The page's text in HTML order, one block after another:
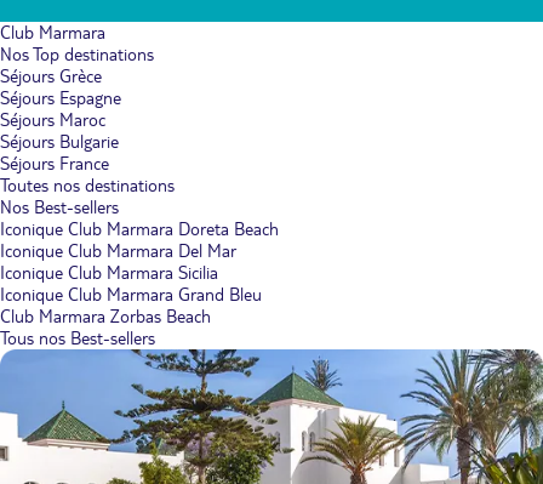
Club Marmara
Nos Top destinations
Séjours Grèce
Séjours Espagne
Séjours Maroc
Séjours Bulgarie
Séjours France
Toutes nos destinations
Nos Best-sellers
Iconique Club Marmara Doreta Beach
Iconique Club Marmara Del Mar
Iconique Club Marmara Sicilia
Iconique Club Marmara Grand Bleu
Club Marmara Zorbas Beach
Tous nos Best-sellers